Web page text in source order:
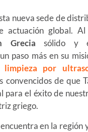
nueva sede de
actuación global.
Grecia sólido y
paso más en su
limpieza por
convencidos de que
para el éxito de
griego.
en la región